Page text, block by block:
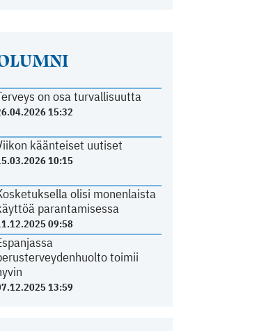
on osa turvallisuutta
15:32
käänteiset uutiset
10:15
olisi monenlaista
parantamisessa
09:58
toimii
13:59